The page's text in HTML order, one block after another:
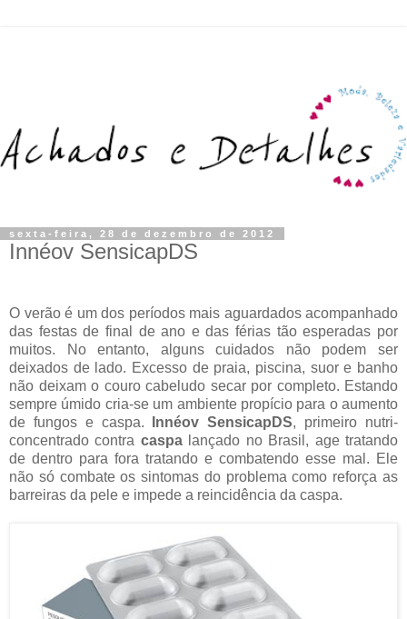
sexta-feira, 28 de dezembro de 2012
Innéov SensicapDS
O verão é um dos períodos mais aguardados acompanhado
das festas de final de ano e das férias tão esperadas por
muitos. No entanto, alguns cuidados não podem ser
deixados de lado. Excesso de praia, piscina, suor e banho
não deixam o couro cabeludo secar por completo. Estando
sempre úmido cria-se um ambiente propício para o aumento
de fungos e caspa.
Innéov SensicapDS, primeiro nutri-
concentrado contra caspalançado no Brasil, age tratando
de dentro para fora tratando e combatendo esse mal. Ele
não só combate os sintomas do problema como reforça as
barreiras da pele e impede a reincidência da caspa.